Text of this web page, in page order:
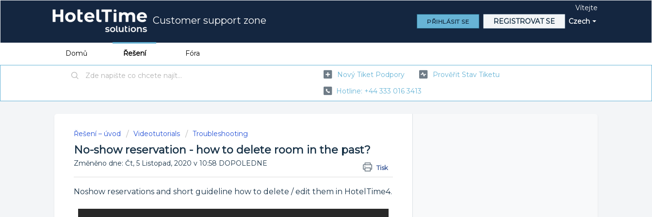
Customer support zone Czech
Vítejte
PŘIHLÁSIT SE REGISTROVAT SE
Domů Řešení Fóra
Nový Tiket Podpory
Prověřit Stav Tiketu
Hotline: +44 333 016 3413
Řešení – úvod Videotutorials Troubleshooting
No-show reservation - how to delete room in the past?
Tisk
Změněno dne: Čt, 5 Listopad, 2020 v 10:58 DOPOLEDNE
Noshow reservations and short guideline how to delete / edit them in HotelTime4.